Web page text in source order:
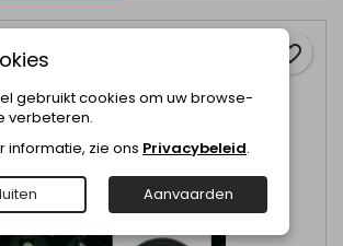
favorite_border
gebruikt cookies om uw browse-
verbeteren.
informatie, zie ons Privacybeleid.
Aanvaarden